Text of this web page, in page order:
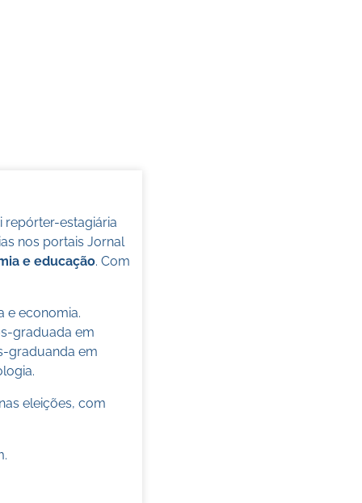
repórter-estagiária
nos portais Jornal
e educação. Com
e economia.
graduada em
graduanda em
eleições, com
.